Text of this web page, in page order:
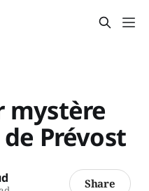
mystère
Prévost
Share